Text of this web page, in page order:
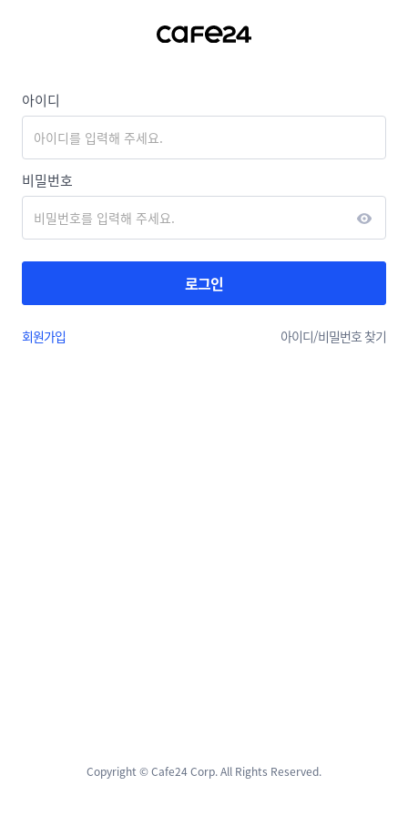
아이디
비밀번호
로그인
회원가입 아이디/비밀번호 찾기
Copyright © Cafe24 Corp. All Rights Reserved.